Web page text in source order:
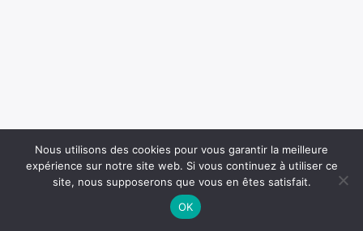
Nous utilisons des cookies pour vous garantir la meilleure
expérience sur notre site web. Si vous continuez à utiliser ce
site, nous supposerons que vous en êtes satisfait.
OK